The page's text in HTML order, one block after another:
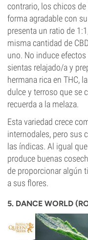
contrario, los chicos de
forma agradable con
presenta un ratio de
misma cantidad de
uno. No induce
sientas relajado/a y
hermana rica en THC,
dulce y terroso que se
recuerda a la melaza.
Esta variedad crece
internodales, pero sus
las índicas. Al igual
produce buenas
de proporcionar algún
a sus flores.
5. DANCE WORLD